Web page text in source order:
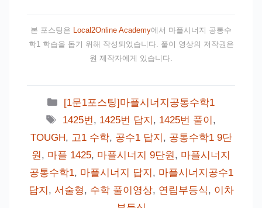
본 포스팅은 Local2Online Academy에서 마플시너지 공통수
학1 학습을 돕기 위해 작성되었습니다. 풀이 영상의 저작권은
원 제작자에게 있습니다.
카
테
리
[1문1포스팅]마플시너지공통수학1
태
그
1425번, 1425번 답지 , 1425번 풀이 ,
TOUGH, 고1 수학, 공수1 답지 , 공통수학1 9단
원, 마플 1425, 마플시너지 9단원, 마플시너지
공통수학1, 마플시너지 답지 , 마플시너지공수1
답지 , 서술형, 수학 풀이영상, 연립부등식, 이차